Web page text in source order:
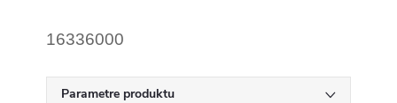
16336000
Parametre produktu